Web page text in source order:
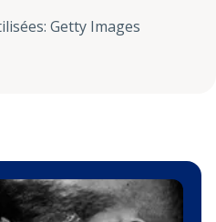
: Getty Images